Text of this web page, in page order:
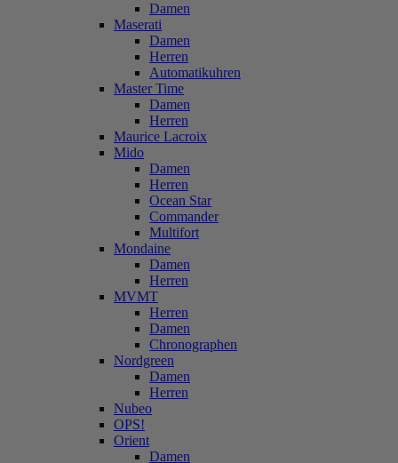
Damen
Maserati
Damen
Herren
Automatikuhren
Master Time
Damen
Herren
Maurice Lacroix
Mido
Damen
Herren
Ocean Star
Commander
Multifort
Mondaine
Damen
Herren
MVMT
Herren
Damen
Chronographen
Nordgreen
Damen
Herren
Nubeo
OPS!
Orient
Damen